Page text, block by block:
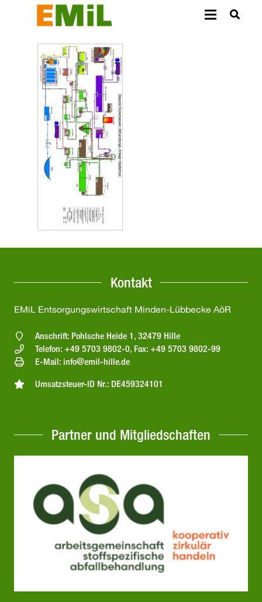
Kontakt
EMiL Entsorgungswirtschaft Minden-Lübbecke AöR
Anschrift: Pohlsche Heide 1, 32479 Hille
Telefon: +49 5703 9802-0, Fax: +49 5703 9802-99
E-Mail: info@emil-hille.de
Umsatzsteuer-ID Nr.: DE459324101
Partner und Mitgliedschaften